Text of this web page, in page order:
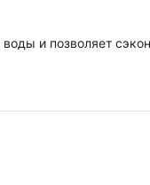
и позволяет